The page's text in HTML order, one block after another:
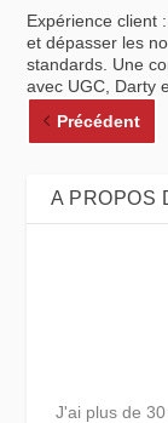
Expérience client
et dépasser les
standards. Une
avec UGC, Darty
Précédent
A PROPOS
J'ai plus de